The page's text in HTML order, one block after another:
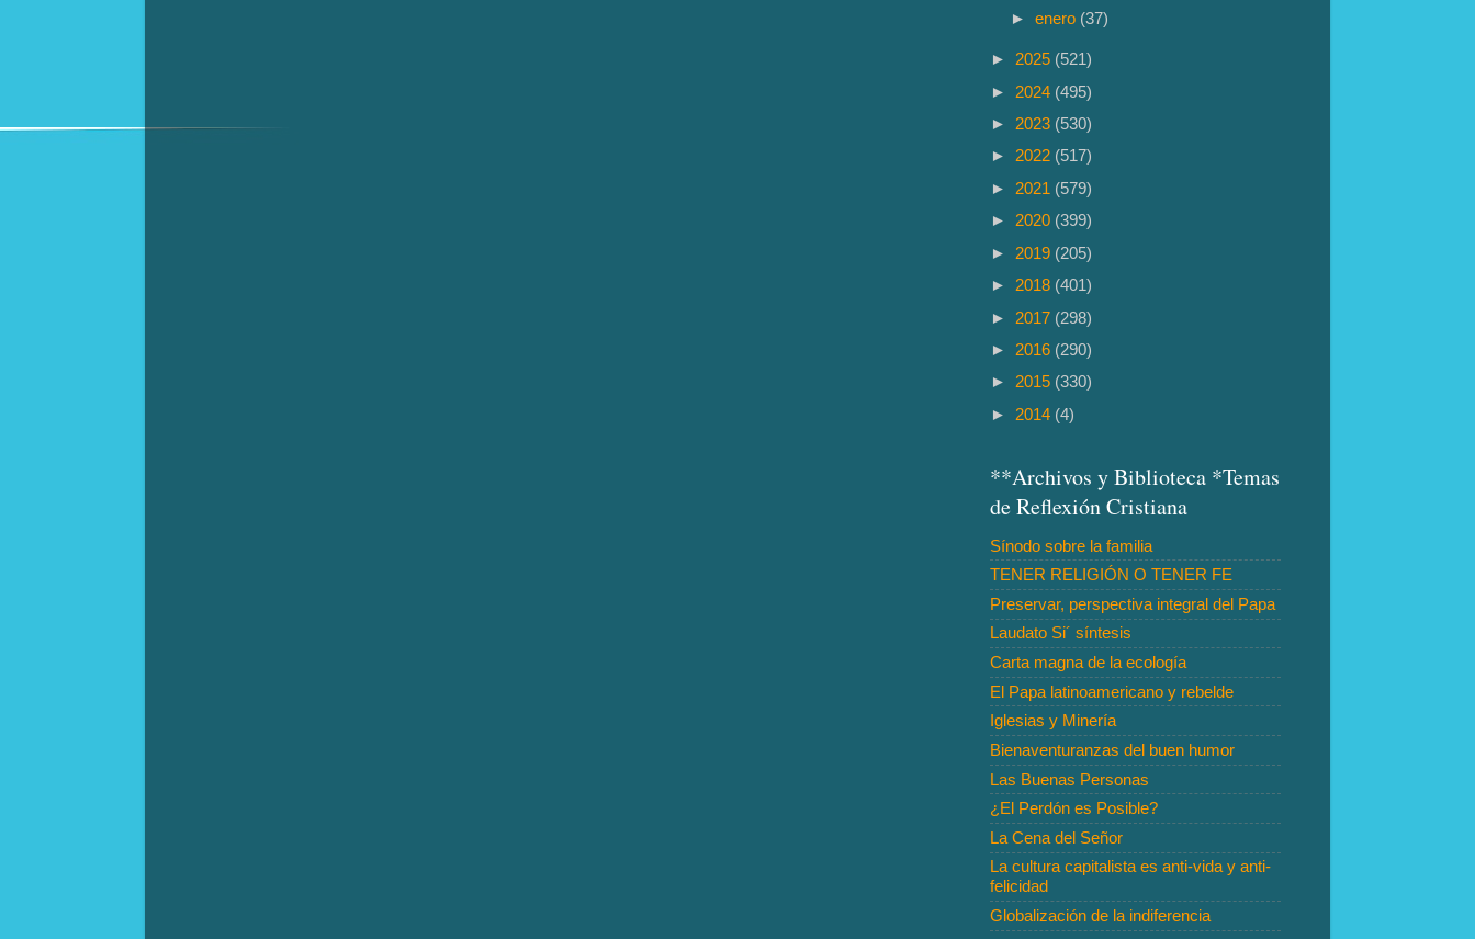
►enero (37)
► 2025 (521)
► 2024 (495)
► 2023 (530)
► 2022 (517)
► 2021 (579)
► 2020 (399)
► 2019 (205)
► 2018 (401)
► 2017 (298)
► 2016 (290)
► 2015 (330)
► 2014 (4)
**Archivos y Biblioteca *Temas
de Reflexión Cristiana
Sínodo sobre la familia
TENER RELIGIÓN O TENER FE
Preservar, perspectiva integral del Papa
Laudato Si´ síntesis
Carta magna de la ecología
El Papa latinoamericano y rebelde
Iglesias y Minería
Bienaventuranzas del buen humor
Las Buenas Personas
¿El Perdón es Posible?
La Cena del Señor
La cultura capitalista es anti-vida y anti-
felicidad
Globalización de la indiferencia